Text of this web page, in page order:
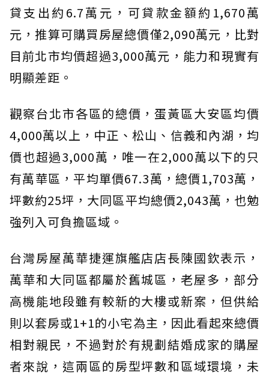
貸支出約6.7萬元，可貸款金額約1,670萬
元，推算可購買房屋總價僅2,090萬元，比對
目前北市均價超過3,000萬元，能力和現實有
明顯差距。
觀察台北市各區的總價，蛋黃區大安區均價
4,000萬以上，中正、松山、信義和內湖，均
價也超過3,000萬，唯一在2,000萬以下的只
有萬華區，平均單價67.3萬，總價1,703萬，
坪數約25坪，大同區平均總價2,043萬，也勉
強列入可負擔區域。
台灣房屋萬華捷運旗艦店店長陳國欽表示，
萬華和大同區都屬於舊城區，老屋多，部分
高機能地段雖有較新的大樓或新案，但供給
則以套房或1+1的小宅為主，因此看起來總價
相對親民，不過對於有規劃結婚成家的購屋
者來說，這兩區的房型坪數和區域環境，未